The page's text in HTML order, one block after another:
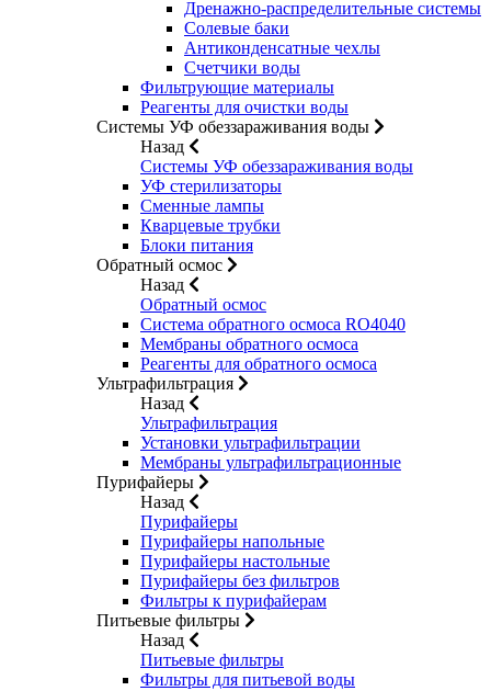
Дренажно-распределительные системы
Солевые баки
Антиконденсатные чехлы
Счетчики воды
Фильтрующие материалы
Реагенты для очистки воды
Системы УФ обеззараживания воды
Назад
Системы УФ обеззараживания воды
УФ стерилизаторы
Сменные лампы
Кварцевые трубки
Блоки питания
Обратный осмос
Назад
Обратный осмос
Система обратного осмоса RO4040
Мембраны обратного осмоса
Реагенты для обратного осмоса
Ультрафильтрация
Назад
Ультрафильтрация
Установки ультрафильтрации
Мембраны ультрафильтрационные
Пурифайеры
Назад
Пурифайеры
Пурифайеры напольные
Пурифайеры настольные
Пурифайеры без фильтров
Фильтры к пурифайерам
Питьевые фильтры
Назад
Питьевые фильтры
Фильтры для питьевой воды